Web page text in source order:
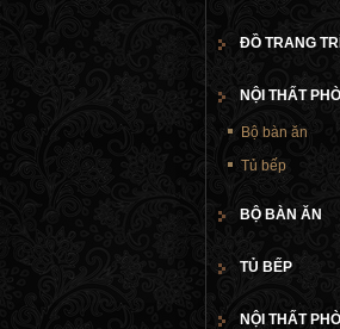
ĐỒ TRANG
NỘI THẤT
Bộ bàn ăn
Tủ bếp
BỘ BÀN ĂN
TỦ BẾP
NỘI THẤT